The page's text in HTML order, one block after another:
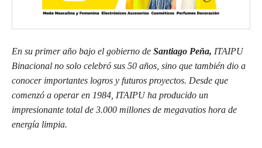
En su primer año bajo el gobierno de Santiago Peña, ITAIPU
Binacional no solo celebró sus 50 años, sino que también dio a
conocer importantes logros y futuros proyectos. Desde que
comenzó a operar en 1984, ITAIPU ha producido un
impresionante total de 3.000 millones de megavatios hora de
energía limpia.